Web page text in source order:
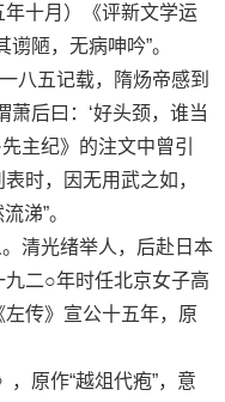
十月）《评新文学运
陋，无病呻吟”。
五记载，隋炀帝感到
萧后曰：‘好头颈，谁当
先主纪》的注文中曾引
时，因无用武之如，
涕”。
光绪举人，后赴日本
二○年时任北京女子高
传》宣公十五年，原
原作“越俎代疱”，意